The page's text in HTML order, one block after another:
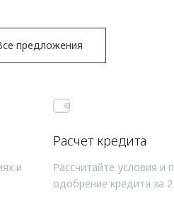
предложения
и
Расчет кредита
Рассчитайте условия и
одобрение кредита за